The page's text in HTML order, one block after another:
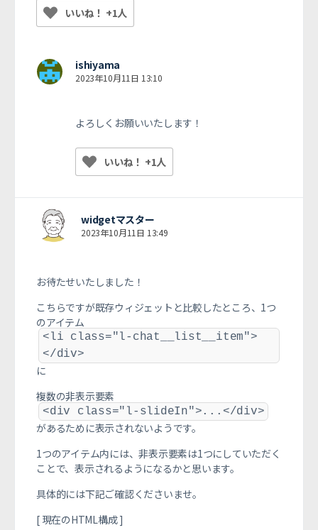
いいね！ +1人
ishiyama
2023年10月11日 13:10
よろしくお願いいたします！
いいね！ +1人
widgetマスター
2023年10月11日 13:49
お待たせいたしました！
こちらですが既存ウィジェットと比較したところ、 1つ
のアイテム
<li class="l-chat__list__item">
</div>
に
複数の非表示要素
<div class="l-slideIn">...</div>
があるために表示されないようです。
1つのアイテム内には、非表示要素は1つにしていただく
ことで、表示されるようになるかと思います。
具体的には下記ご確認くださいませ。
[ 現在のHTML構成 ]